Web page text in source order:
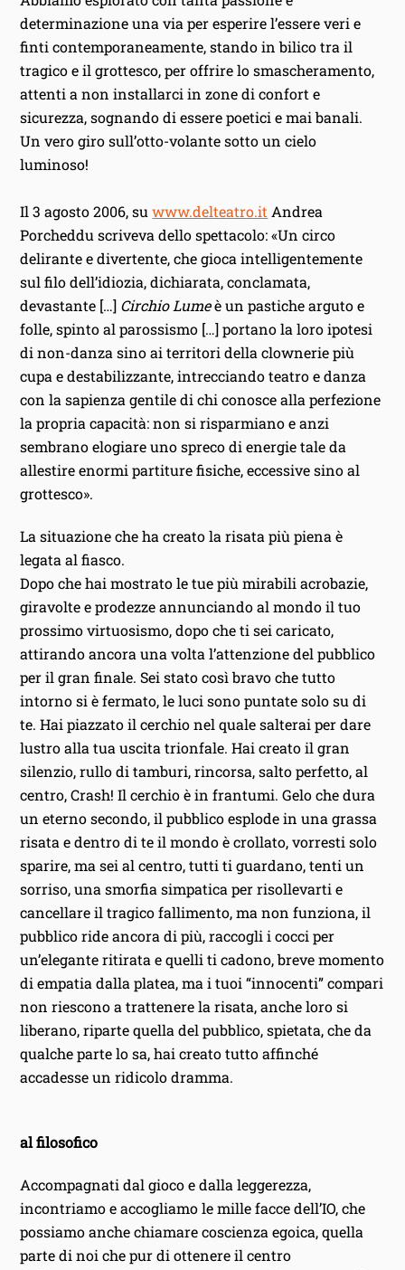
determinazione una via per esperire l’essere veri e
finti contemporaneamente, stando in bilico tra il
tragico e il grottesco, per offrire lo smascheramento,
attenti a non installarci in zone di confort e
sicurezza, sognando di essere poetici e mai banali.
Un vero giro sull’otto-volante sotto un cielo
luminoso!
Il 3 agosto 2006, suwww.delteatro.it Andrea
Porcheddu scriveva dello spettacolo: «Un circo
delirante e divertente, che gioca intelligentemente
sul filo dell’idiozia, dichiarata, conclamata,
devastante […] Circhio Lumeè un pastiche arguto e
folle, spinto al parossismo […] portano la loro ipotesi
di non-danza sino ai territori della clownerie più
cupa e destabilizzante, intrecciando teatro e danza
con la sapienza gentile di chi conosce alla perfezione
la propria capacità: non si risparmiano e anzi
sembrano elogiare uno spreco di energie tale da
allestire enormi partiture fisiche, eccessive sino al
grottesco».
La situazione che ha creato la risata più piena è
legata al fiasco.
Dopo che hai mostrato le tue più mirabili acrobazie,
giravolte e prodezze annunciando al mondo il tuo
prossimo virtuosismo, dopo che ti sei caricato,
attirando ancora una volta l’attenzione del pubblico
per il gran finale. Sei stato così bravo che tutto
intorno si è fermato, le luci sono puntate solo su di
te. Hai piazzato il cerchio nel quale salterai per dare
lustro alla tua uscita trionfale. Hai creato il gran
silenzio, rullo di tamburi, rincorsa, salto perfetto, al
centro, Crash! Il cerchio è in frantumi. Gelo che dura
un eterno secondo, il pubblico esplode in una grassa
risata e dentro di te il mondo è crollato, vorresti solo
sparire, ma sei al centro, tutti ti guardano, tenti un
sorriso, una smorfia simpatica per risollevarti e
cancellare il tragico fallimento, ma non funziona, il
pubblico ride ancora di più, raccogli i cocci per
un’elegante ritirata e quelli ti cadono, breve momento
di empatia dalla platea, ma i tuoi “innocenti” compari
non riescono a trattenere la risata, anche loro si
liberano, riparte quella del pubblico, spietata, che da
qualche parte lo sa, hai creato tutto affinché
accadesse un ridicolo dramma.
al filosofico
Accompagnati dal gioco e dalla leggerezza,
incontriamo e accogliamo le mille facce dell’IO, che
possiamo anche chiamare coscienza egoica, quella
parte di noi che pur di ottenere il centro